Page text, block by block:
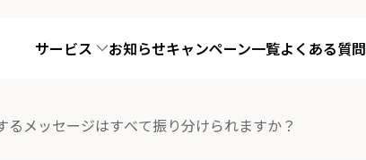
サービス お知らせキャンペーン一覧よくある質問
るメッセージはすべて振り分けられますか？